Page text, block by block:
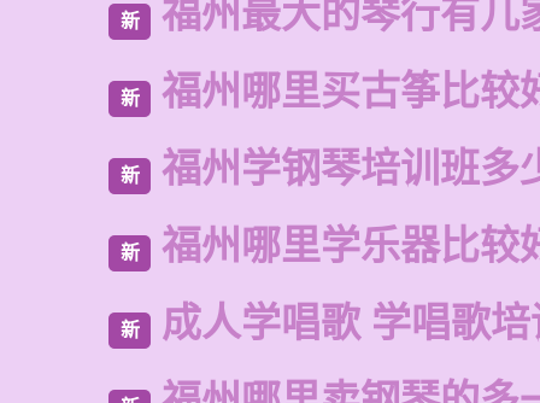
新 福州最大的琴行有几
新 福州哪里买古筝比较
新 福州学钢琴培训班多
新 福州哪里学乐器比较
新 成人学唱歌 学唱歌